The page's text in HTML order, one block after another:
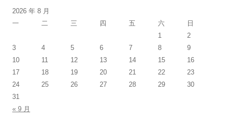
2026 年 8 月
一
二 三 四 五 六
日
1
2
3
4 5 6 7 8
9
10
11 12 13 14 15
16
17
18 19 20 21 22
23
24
25 26 27 28 29
30
31
« 9 月